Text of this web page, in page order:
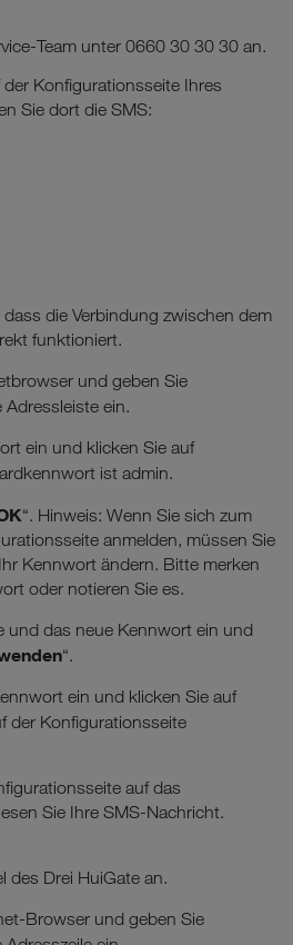
Team unter 0660 30 30 30 an.
Konfigurationsseite Ihres
Sie dort die SMS:
die Verbindung zwischen dem
funktioniert.
und geben Sie
Adressleiste ein.
ein und klicken Sie auf
ist admin.
“. Hinweis: Wenn Sie sich zum
anmelden, müssen Sie
Kennwort ändern. Bitte merken
oder notieren Sie es.
und das neue Kennwort ein und
“.
ein und klicken Sie auf
der Konfigurationsseite
auf das
Sie Ihre SMS-Nachricht.
des Drei HuiGate an.
Browser und geben Sie